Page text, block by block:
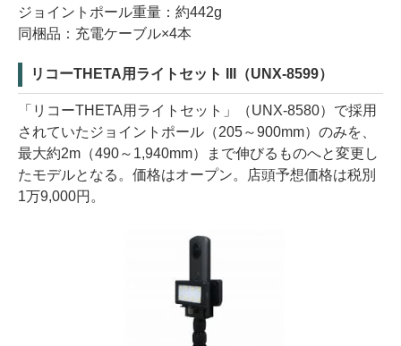
ジョイントポール重量：約442g
同梱品：充電ケーブル×4本
リコーTHETA用ライトセット III（UNX-8599）
「リコーTHETA用ライトセット」（UNX-8580）で採用
されていたジョイントポール（205～900mm）のみを、
最大約2m（490～1,940mm）まで伸びるものへと変更し
たモデルとなる。価格はオープン。店頭予想価格は税別
1万9,000円。